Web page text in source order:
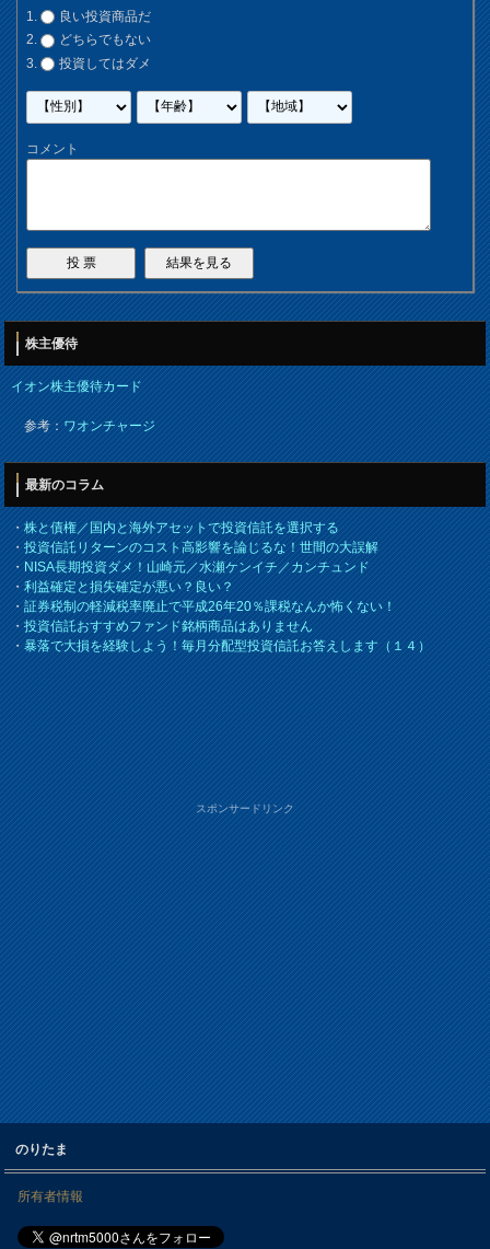
良い投資商品だ
どちらでもない
投資してはダメ
コメント
株主優待
イオン株主優待カード
参考：ワオンチャージ
最新のコラム
・株と債権／国内と海外アセットで投資信託を選択する
・投資信託リターンのコスト高影響を論じるな！世間の大誤解
・NISA長期投資ダメ！山崎元／水瀬ケンイチ／カンチュンド
・利益確定と損失確定が悪い？良い？
・証券税制の軽減税率廃止で平成26年20％課税なんか怖くない！
・投資信託おすすめファンド銘柄商品はありません
・暴落で大損を経験しよう！毎月分配型投資信託お答えします（１４）
スポンサードリンク
のりたま
所有者情報